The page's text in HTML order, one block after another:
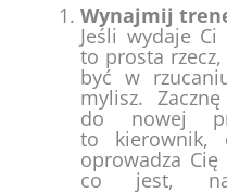
Wynajmij
Jeśli wydaje
to prosta
być w
mylisz.
do nowej
to kierownik,
oprowadza
co jest,